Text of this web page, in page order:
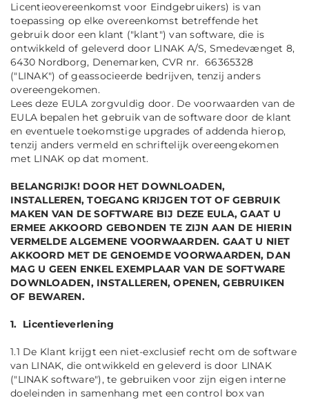
Licentieovereenkomst voor Eindgebruikers) is van
toepassing op elke overeenkomst betreffende het
gebruik door een klant ("klant") van software, die is
ontwikkeld of geleverd door LINAK A/S, Smedevænget 8,
6430 Nordborg, Denemarken, CVR nr. 66365328
("LINAK") of geassocieerde bedrijven, tenzij anders
overeengekomen.
Lees deze EULA zorgvuldig door. De voorwaarden van de
EULA bepalen het gebruik van de software door de klant
en eventuele toekomstige upgrades of addenda hierop,
tenzij anders vermeld en schriftelijk overeengekomen
met LINAK op dat moment.
BELANGRIJK! DOOR HET DOWNLOADEN,
INSTALLEREN, TOEGANG KRIJGEN TOT OF GEBRUIK
MAKEN VAN DE SOFTWARE BIJ DEZE EULA, GAAT U
ERMEE AKKOORD GEBONDEN TE ZIJN AAN DE HIERIN
VERMELDE ALGEMENE VOORWAARDEN. GAAT U NIET
AKKOORD MET DE GENOEMDE VOORWAARDEN, DAN
MAG U GEEN ENKEL EXEMPLAAR VAN DE SOFTWARE
DOWNLOADEN, INSTALLEREN, OPENEN, GEBRUIKEN
OF BEWAREN.
1. Licentieverlening
1.1 De Klant krijgt een niet-exclusief recht om de software
van LINAK, die ontwikkeld en geleverd is door LINAK
("LINAK software"), te gebruiken voor zijn eigen interne
doeleinden in samenhang met een control box van